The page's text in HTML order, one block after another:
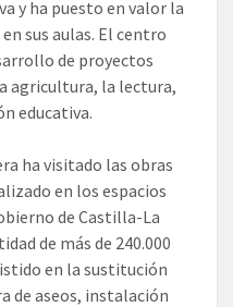
y ha puesto en valor la
sus aulas. El centro
de proyectos
agricultura, la lectura,
educativa.
ha visitado las obras
en los espacios
de Castilla-La
de más de 240.000
en la sustitución
de aseos, instalación